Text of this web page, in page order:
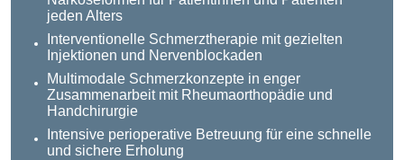
jeden Alters
Interventionelle Schmerztherapie mit gezielten
Injektionen und Nervenblockaden
Multimodale Schmerzkonzepte in enger
Zusammenarbeit mit Rheumaorthopädie und
Handchirurgie
Intensive perioperative Betreuung für eine schnelle
und sichere Erholung